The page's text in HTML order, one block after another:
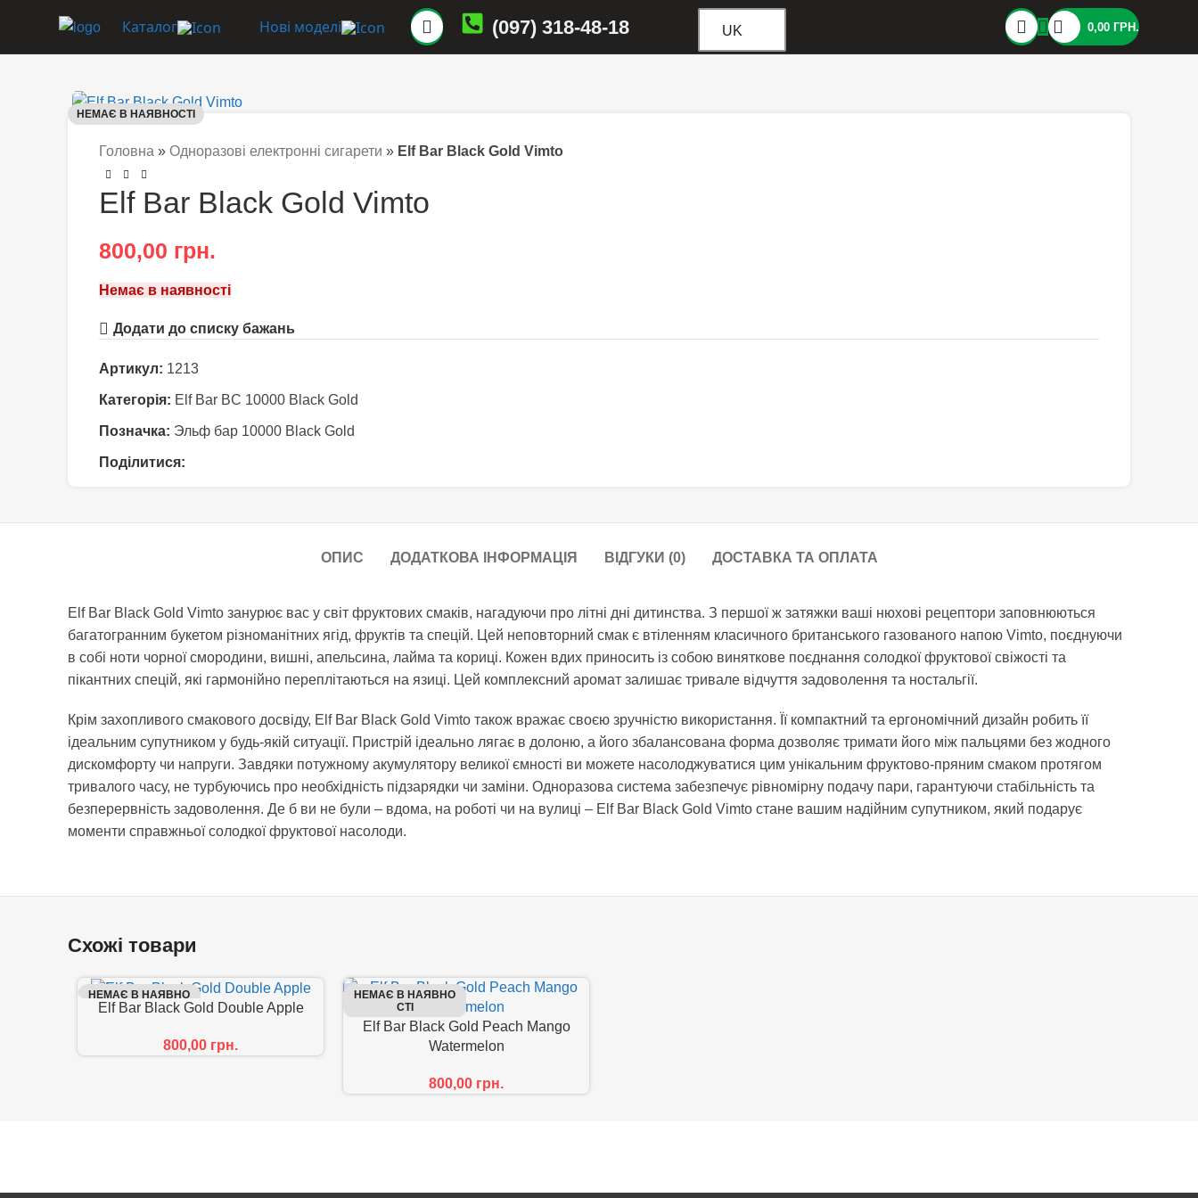
Каталог Нові моделі (097) 318-48-18 UK 0,00 ГРН.
НЕМАЄ В НАЯВНОСТІ
Головна » Одноразові електронні сигарети » Elf Bar Black Gold Vimto
Elf Bar Black Gold Vimto
800,00 грн.
Немає в наявності
Додати до списку бажань
Артикул: 1213
Категорія: Elf Bar BC 10000 Black Gold
Позначка: Эльф бар 10000 Black Gold
Поділитися:
ОПИС ДОДАТКОВА ІНФОРМАЦІЯ ВІДГУКИ (0) ДОСТАВКА ТА ОПЛАТА
Elf Bar Black Gold Vimto занурює вас у світ фруктових смаків, нагадуючи про літні дні дитинства. З першої ж затяжки ваші нюхові рецептори заповнюються
багатогранним букетом різноманітних ягід, фруктів та спецій. Цей неповторний смак є втіленням класичного британського газованого напою Vimto, поєднуючи
в собі ноти чорної смородини, вишні, апельсина, лайма та кориці. Кожен вдих приносить із собою виняткове поєднання солодкої фруктової свіжості та
пікантних спецій, які гармонійно переплітаються на язиці. Цей комплексний аромат залишає тривале відчуття задоволення та ностальгії.
Крім захопливого смакового досвіду, Elf Bar Black Gold Vimto також вражає своєю зручністю використання. Її компактний та ергономічний дизайн робить її
ідеальним супутником у будь-якій ситуації. Пристрій ідеально лягає в долоню, а його збалансована форма дозволяє тримати його між пальцями без жодного
дискомфорту чи напруги. Завдяки потужному акумулятору великої ємності ви можете насолоджуватися цим унікальним фруктово-пряним смаком протягом
тривалого часу, не турбуючись про необхідність підзарядки чи заміни. Одноразова система забезпечує рівномірну подачу пари, гарантуючи стабільність та
безперервність задоволення. Де б ви не були – вдома, на роботі чи на вулиці – Elf Bar Black Gold Vimto стане вашим надійним супутником, який подарує
моменти справжньої солодкої фруктової насолоди.
Схожі товари
НЕМАЄ В НАЯВНО
СТІ
Elf Bar Black Gold Double Apple
800,00 грн.
НЕМАЄ В НАЯВНО
СТІ
Elf Bar Black Gold Peach Mango
Watermelon
800,00 грн.